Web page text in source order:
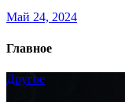
Май 24, 2024
Главное
Другое